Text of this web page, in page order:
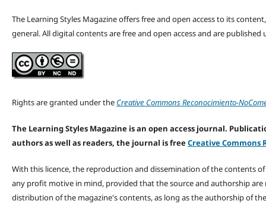
The Learning Styles Magazine offers free and open access to its
general. All digital contents are free and open access and are published
Rights are granted under the Creative Commons Reconocimiento-
The Learning Styles Magazine is an open access journal.
authors as well as readers, the journal is freeCreative Commons
With this licence, the reproduction and dissemination of the contents
any profit motive in mind, provided that the source and authorship
distribution of the magazine's contents, as long as the authorship of